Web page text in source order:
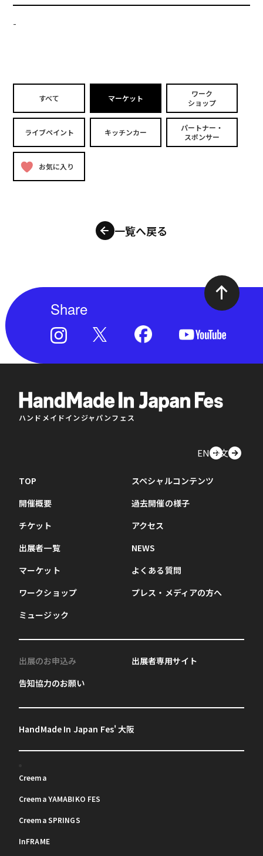
-
すべて マーケット
ワーク
ショップ
ライブペイント キッチンカー
パートナー・
スポンサー
お気に入り
一覧へ戻る
Share
ハンドメイドインジャパンフェス
EN中文
TOP
開催概要
チケット
出展者一覧
マーケット
ワークショップ
ミュージック
スペシャルコンテンツ
過去開催の様子
アクセス
NEWS
よくある質問
プレス・メディアの方へ
出展のお申込み
告知協力のお願い
出展者専用サイト
HandMade In Japan Fes' 大阪
Creema
Creema YAMABIKO FES
Creema SPRINGS
InFRAME